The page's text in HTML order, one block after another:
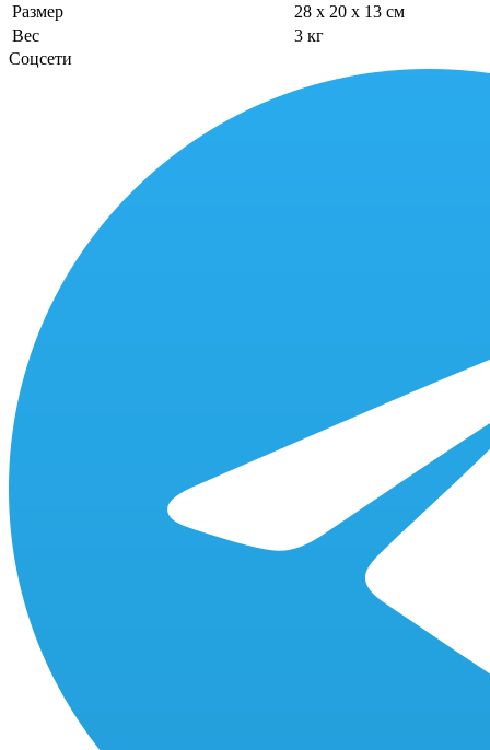
Размер
28 x 20 x 13 см
Вес
3 кг
Соцсети